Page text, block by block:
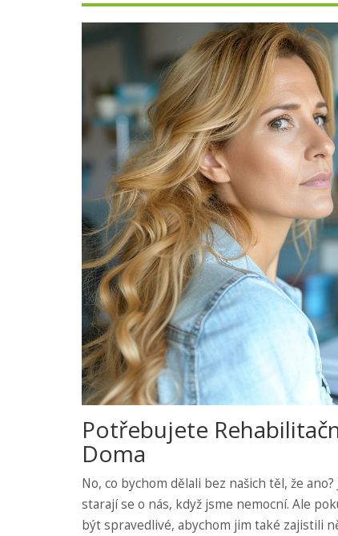
Potřebujete
Doma
No, co bychom dělali bez našich těl, že
starají se o nás, když jsme nemocní. Ale
být spravedlivé, abychom jim také zajistili